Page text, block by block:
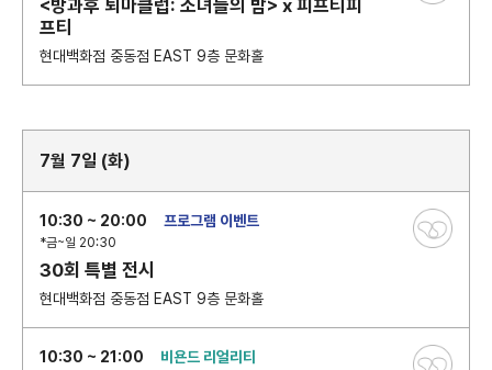
<방과후 퇴마클럽: 소녀들의 밤> x 피프티피
프티
현대백화점 중동점 EAST 9층 문화홀
7월 7일 (화)
10:30 ~ 20:00
*금~일 20:30
프로그램 이벤트
30회 특별 전시
현대백화점 중동점 EAST 9층 문화홀
10:30 ~ 21:00 비욘드 리얼리티